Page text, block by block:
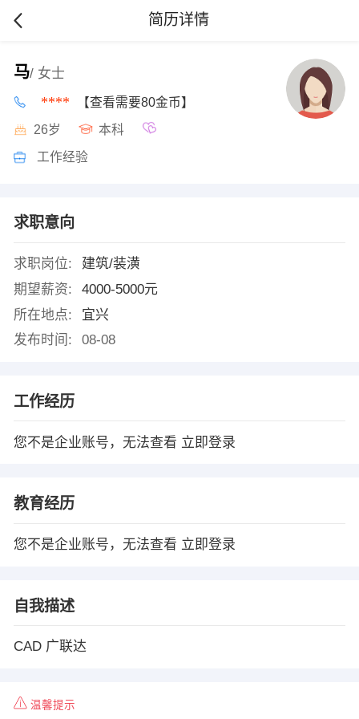
简历详情
马/ 女士
**** 【查看需要80金币】
26岁 本科
工作经验
求职意向
求职岗位:
建筑/装潢
期望薪资:
4000-5000元
所在地点:
宜兴
发布时间:
08-08
工作经历
您不是企业账号，无法查看 立即登录
教育经历
您不是企业账号，无法查看 立即登录
自我描述
CAD 广联达
温馨提示